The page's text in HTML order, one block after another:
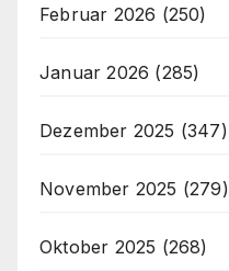
Februar 2026 (250)
Januar 2026 (285)
Dezember 2025 (347)
November 2025 (279)
Oktober 2025 (268)